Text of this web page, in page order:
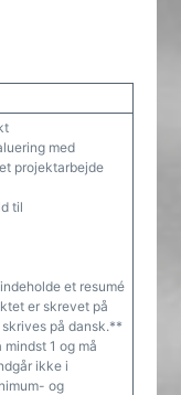
med
projektarbejde
til
et resumé
er skrevet på
på dansk.**
1 og må
ikke i
og